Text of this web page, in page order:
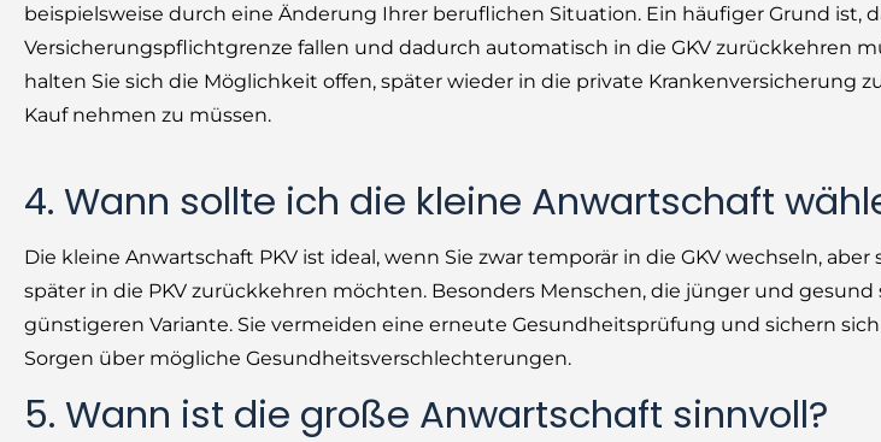
beispielsweise durch eine Änderung Ihrer beruflichen Situation. Ein häufiger Grund ist,
Versicherungspflichtgrenze fallen und dadurch automatisch in die GKV zurückkehren
halten Sie sich die Möglichkeit offen, später wieder in die private Krankenversicherung
Kauf nehmen zu müssen.
4. Wann sollte ich die kleine Anwartschaft
Die kleine Anwartschaft PKV ist ideal, wenn Sie zwar temporär in die GKV wechseln, aber
später in die PKV zurückkehren möchten. Besonders Menschen, die jünger und
günstigeren Variante. Sie vermeiden eine erneute Gesundheitsprüfung und sichern
Sorgen über mögliche Gesundheitsverschlechterungen.
5. Wann ist die große Anwartschaft sinnvoll?